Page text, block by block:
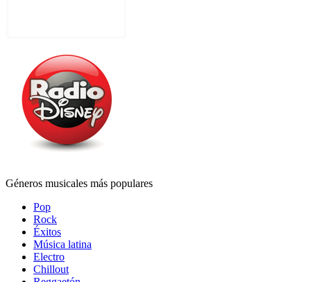
Géneros musicales más populares
Pop
Rock
Éxitos
Música latina
Electro
Chillout